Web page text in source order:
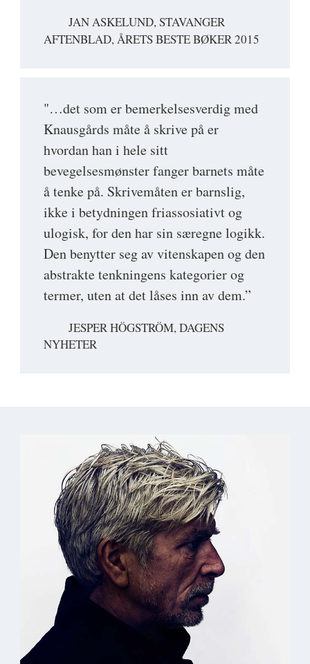
JAN ASKELUND, STAVANGER
AFTENBLAD, ÅRETS BESTE BØKER 2015
"…det som er bemerkelsesverdig med
Knausgårds måte å skrive på er
hvordan han i hele sitt
bevegelsesmønster fanger barnets måte
å tenke på. Skrivemåten er barnslig,
ikke i betydningen friassosiativt og
ulogisk, for den har sin særegne logikk.
Den benytter seg av vitenskapen og den
abstrakte tenkningens kategorier og
termer, uten at det låses inn av dem.”
JESPER HÖGSTRÖM, DAGENS
NYHETER